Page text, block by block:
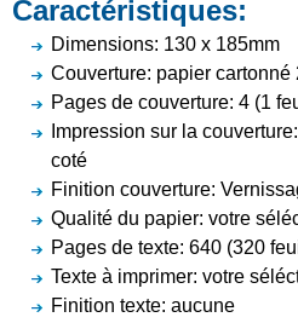
Caractéristiques:
Dimensions: 130 x 185mm
Couverture: papier cartonné
Pages de couverture: 4 (1
Impression sur la
coté
Finition couverture:
Qualité du papier: votre
Pages de texte: 640 (320
Texte à imprimer: votre
Finition texte: aucune